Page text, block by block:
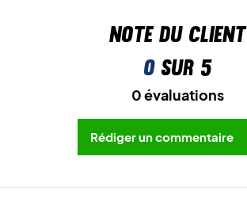
Note du client
0sur 5
0 évaluations
Rédiger un commentaire